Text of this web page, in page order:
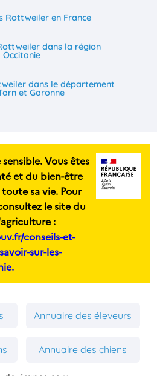
Rottweiler en France
dans la région
Occitanie
dans le département
et Garonne
Vous êtes
et du bien-être
sa vie. Pour
le site du
:
conseils-et-
sur-les-
Annuaire des éleveurs
Annuaire des chiens